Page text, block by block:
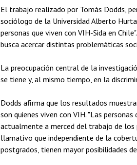
El trabajo realizado por Tomás Dodds,
sociólogo de la Universidad Alberto
personas que viven con VIH-Sida en
busca acercar distintas problemáticas
La preocupación central de la
se tiene y, al mismo tiempo, en la
Dodds afirma que los resultados
son quienes viven con VIH. "Las
actualmente a merced del trabajo de los
llamativo que independiente de la
postgrados, tienen mayor posibilidades